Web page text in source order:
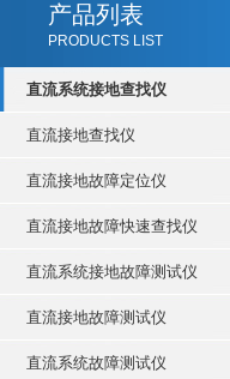
产品列表
PRODUCTS LIST
直流系统接地查找仪
直流接地查找仪
直流接地故障定位仪
直流接地故障快速查找仪
直流系统接地故障测试仪
直流接地故障测试仪
直流系统故障测试仪